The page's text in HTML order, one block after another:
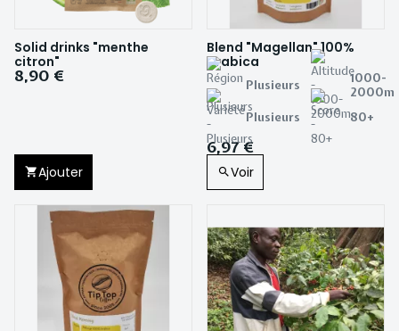
Solid drinks "menthe
citron"
8,90 €
Ajouter
Blend "Magellan" 100%
Arabica
Plusieurs
1000-
2000m
Plusieurs
80+
6,97 €
Voir